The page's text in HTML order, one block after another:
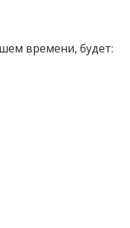
времени, будет: